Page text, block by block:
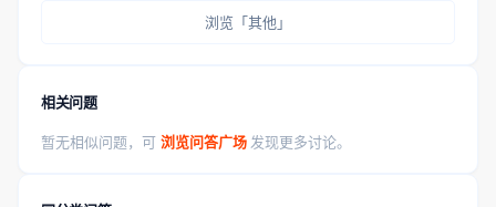
浏览「其他」
相关问题
暂无相似问题，可 浏览问答广场 发现更多讨论。